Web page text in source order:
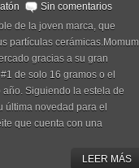
Sin comentarios
de la joven marca, que
partículas cerámicas.Momum
gracias a su gran
de solo 16 gramos o el
Siguiendo la estela de
última novedad para el
que cuenta con una
LEER MÁS